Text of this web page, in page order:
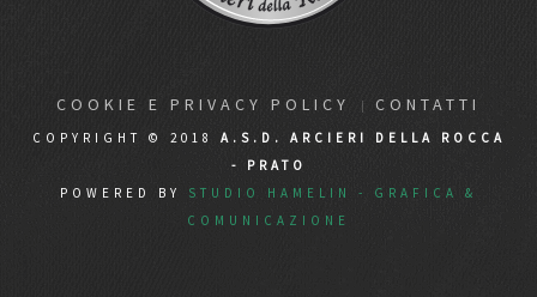
COOKIE E PRIVACY POLICY CONTATTI
COPYRIGHT © 2018 A.S.D. ARCIERI DELLA ROCCA
- PRATO
POWERED BY STUDIO HAMELIN - GRAFICA &
COMUNICAZIONE